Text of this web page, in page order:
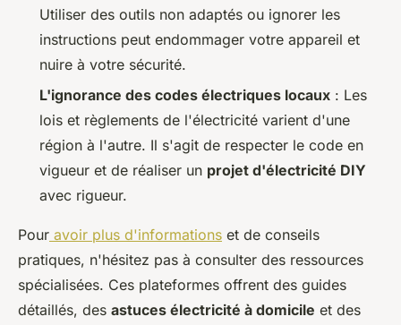
Utiliser des outils non adaptés ou ignorer les
instructions peut endommager votre appareil et
nuire à votre sécurité.
L'ignorance des codes électriques locaux : Les
lois et règlements de l'électricité varient d'une
région à l'autre. Il s'agit de respecter le code en
vigueur et de réaliser un projet d'électricité DIY
avec rigueur.
Pour avoir plus d'informations et de conseils
pratiques, n'hésitez pas à consulter des ressources
spécialisées. Ces plateformes offrent des guides
détaillés, des astuces électricité à domicile et des